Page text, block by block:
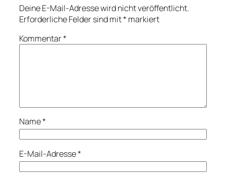
Deine E-Mail-Adresse wird nicht veröffentlicht.
Erforderliche Felder sind mit* markiert
Kommentar*
Name*
E-Mail-Adresse*